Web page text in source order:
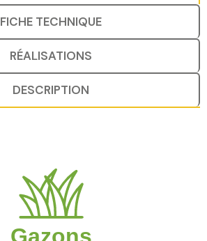
FICHE TECHNIQUE
RÉALISATIONS
DESCRIPTION